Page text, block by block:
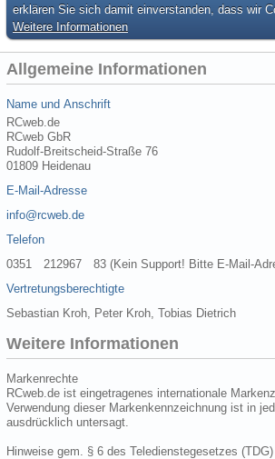
erklären Sie sich damit einverstanden, dass wir
Weitere Informationen
Allgemeine Informationen
Name und Anschrift
RCweb.de
RCweb GbR
Rudolf-Breitscheid-Straße 76
01809 Heidenau
E-Mail-Adresse
info@rcweb.de
Telefon
0351 212967 83 (Kein Support! Bitte E-Mail-
Vertretungsberechtigte
Sebastian Kroh, Peter Kroh, Tobias Dietrich
Weitere Informationen
Markenrechte
RCweb.de ist eingetragenes internationale
Verwendung dieser Markenkennzeichnung ist in
ausdrücklich untersagt.
Hinweise gem. § 6 des Teledienstegesetzes